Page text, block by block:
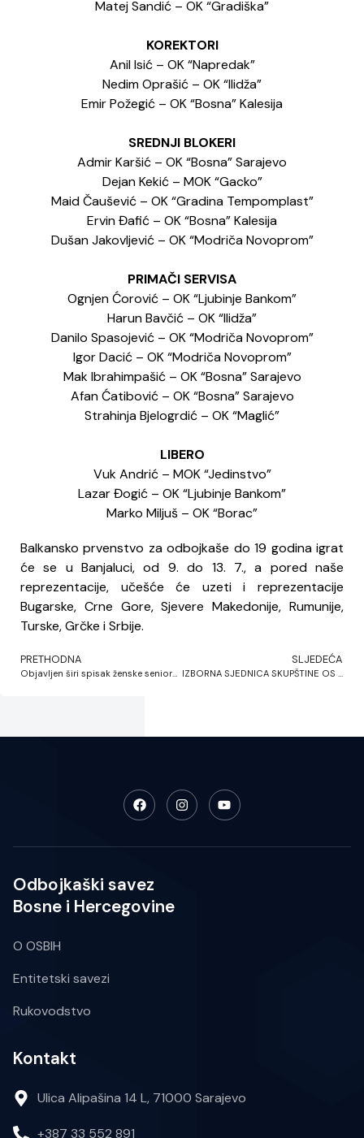
Matej Sandić – OK “Gradiška”
KOREKTORI
Anil Isić – OK “Napredak”
Nedim Oprašić – OK “Ilidža”
Emir Požegić – OK “Bosna” Kalesija
SREDNJI BLOKERI
Admir Karšić – OK “Bosna” Sarajevo
Dejan Kekić – MOK “Gacko”
Maid Čaušević – OK “Gradina Tempomplast”
Ervin Đafić – OK “Bosna” Kalesija
Dušan Jakovljević – OK “Modriča Novoprom”
PRIMAČI SERVISA
Ognjen Ćorović – OK “Ljubinje Bankom”
Harun Bavčić – OK “Ilidža”
Danilo Spasojević – OK “Modriča Novoprom”
Igor Dacić – OK “Modriča Novoprom”
Mak Ibrahimpašić – OK “Bosna” Sarajevo
Afan Ćatibović – OK “Bosna” Sarajevo
Strahinja Bjelogrdić – OK “Maglić”
LIBERO
Vuk Andrić – MOK “Jedinstvo”
Lazar Đogić – OK “Ljubinje Bankom”
Marko Miljuš – OK “Borac”
Balkansko prvenstvo za odbojkaše do 19 godina igrat
će se u Banjaluci, od 9. do 13. 7., a pored naše
reprezentacije, učešće će uzeti i reprezentacije
Bugarske, Crne Gore, Sjevere Makedonije, Rumunije,
Turske, Grčke i Srbije.
PRETHODNA
Objavljen širi spisak ženske seniorske reprezentacije Bosne i Hercegovine
SLJEDEĆA
IZBORNA SJEDNICA SKUPŠTINE OS BiH
Odbojkaški savez
Bosne i Hercegovine
O OSBIH
Entitetski savezi
Rukovodstvo
Kontakt
Ulica Alipašina 14 L, 71000 Sarajevo
+387 33 552 891